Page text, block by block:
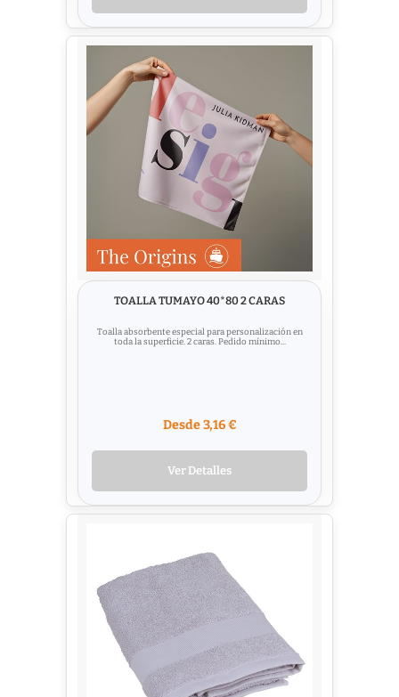
TOALLA TUMAYO 40*80 2 CARAS
Toalla absorbente especial para personalización en
toda la superficie. 2 caras. Pedido mínimo...
Desde 3,16 €
Ver Detalles